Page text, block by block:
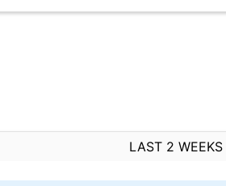
LAST 2 WEEKS